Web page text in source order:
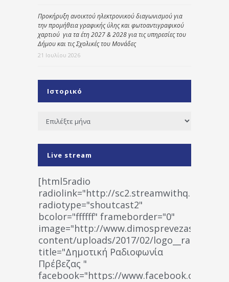
Προκήρυξη ανοικτού ηλεκτρονικού διαγωνισμού για
την προμήθεια γραφικής ύλης και φωτοαντιγραφικού
χαρτιού για τα έτη 2027 & 2028 για τις υπηρεσίες του
Δήμου και τις Σχολικές του Μονάδες
21 Ιουλίου 2026
Ιστορικό
Ιστορικό
Live stream
[html5radio
radiolink="http://
radiotype="shoutcast2"
bcolor="ffffff" frameborder="0"
image="http://www.dimosprevezas.gr/wp-
content/uploads/2017/02/
title="Δημοτική Ραδιοφωνία
Πρέβεζας "
facebook="https://www.facebook.com/